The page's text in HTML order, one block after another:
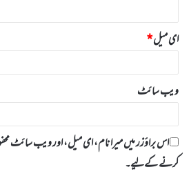
ای میل*
ویب‌ سائٹ
اس براؤزر میں میرا نام، ای میل، اور ویب سائٹ
کرنے کےلیے۔